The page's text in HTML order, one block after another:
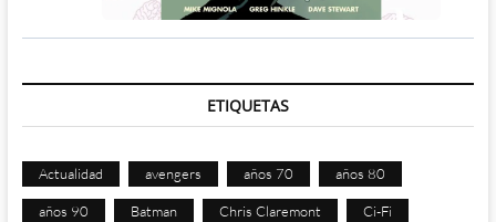
ETIQUETAS
Actualidad avengers años 70 años 80
años 90 Batman Chris Claremont Ci-Fi